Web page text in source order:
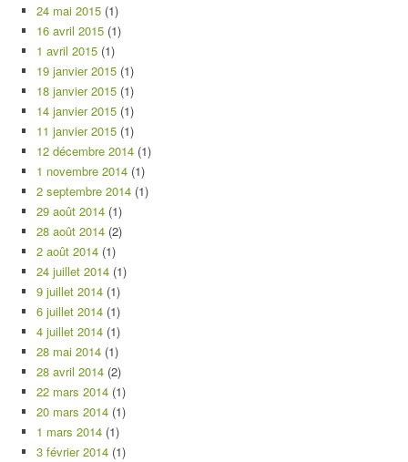
24 mai 2015 (1)
16 avril 2015 (1)
1 avril 2015 (1)
19 janvier 2015 (1)
18 janvier 2015 (1)
14 janvier 2015 (1)
11 janvier 2015 (1)
12 décembre 2014 (1)
1 novembre 2014 (1)
2 septembre 2014 (1)
29 août 2014 (1)
28 août 2014 (2)
2 août 2014 (1)
24 juillet 2014 (1)
9 juillet 2014 (1)
6 juillet 2014 (1)
4 juillet 2014 (1)
28 mai 2014 (1)
28 avril 2014 (2)
22 mars 2014 (1)
20 mars 2014 (1)
1 mars 2014 (1)
3 février 2014 (1)